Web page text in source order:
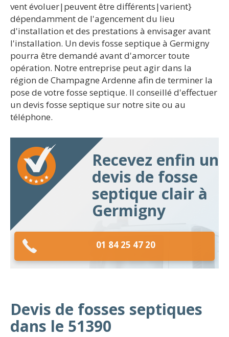
vent évoluer|peuvent être différents|varient}
dépendamment de l'agencement du lieu
d'installation et des prestations à envisager avant
l'installation. Un devis fosse septique à Germigny
pourra être demandé avant d'amorcer toute
opération. Notre entreprise peut agir dans la
région de Champagne Ardenne afin de terminer la
pose de votre fosse septique. Il conseillé d'effectuer
un devis fosse septique sur notre site ou au
téléphone.
Recevez enfin un
devis de fosse
septique clair à
Germigny
01 84 25 47 20
Devis de fosses septiques
dans le 51390